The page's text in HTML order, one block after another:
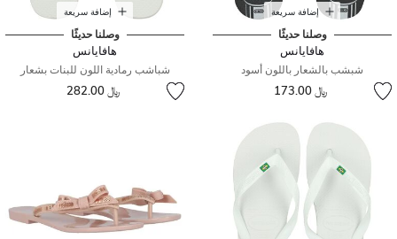
إضافة سريعة
وصلنا حديثًا
هافايانس
شبشب بالشعار باللون أسود
﷼ 173.00
إضافة سريعة
وصلنا حديثًا
هافايانس
شباشب رمادية اللون للبنات بشعار
﷼ 282.00